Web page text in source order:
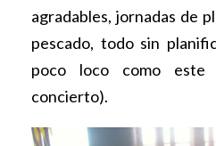
agradables, jornadas de
pescado, todo sin
poco loco como este
concierto).